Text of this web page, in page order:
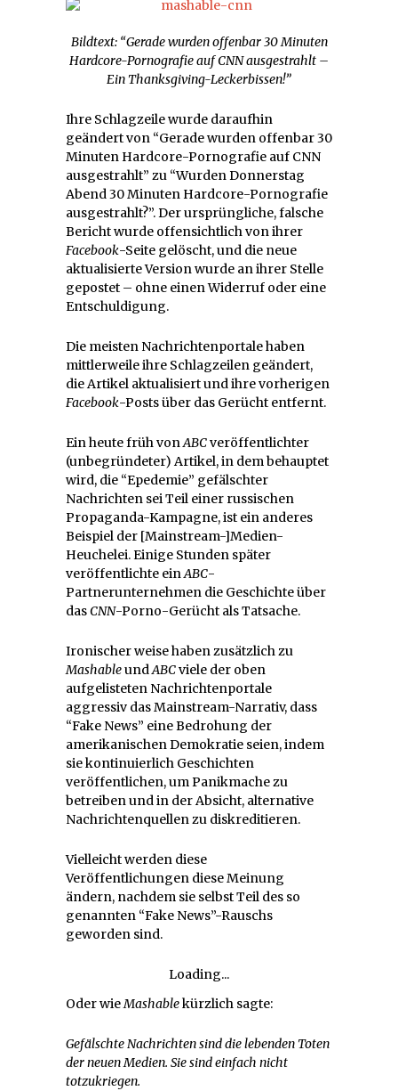
Bildtext: “Gerade wurden offenbar 30 Minuten
Hardcore-Pornografie auf CNN ausgestrahlt –
Ein Thanksgiving-Leckerbissen!”
Ihre Schlagzeile wurde daraufhin
geändert von “Gerade wurden offenbar 30
Minuten Hardcore-Pornografie auf CNN
ausgestrahlt” zu “Wurden Donnerstag
Abend 30 Minuten Hardcore-Pornografie
ausgestrahlt?”. Der ursprüngliche, falsche
Bericht wurde offensichtlich von ihrer
Facebook-Seite gelöscht, und die neue
aktualisierte Version wurde an ihrer Stelle
gepostet – ohne einen Widerruf oder eine
Entschuldigung.
Die meisten Nachrichtenportale haben
mittlerweile ihre Schlagzeilen geändert,
die Artikel aktualisiert und ihre vorherigen
Facebook-Posts über das Gerücht entfernt.
Ein heute früh vonABCveröffentlichter
(unbegründeter) Artikel, in dem behauptet
wird, die “Epedemie” gefälschter
Nachrichten sei Teil einer russischen
Propaganda-Kampagne, ist ein anderes
Beispiel der [Mainstream-]Medien-
Heuchelei. Einige Stunden später
veröffentlichte einABC-
Partnerunternehmen die Geschichte über
dasCNN-Porno-Gerücht als Tatsache.
Ironischer weise haben zusätzlich zu
MashableundABCviele der oben
aufgelisteten Nachrichtenportale
aggressiv das Mainstream-Narrativ, dass
“Fake News” eine Bedrohung der
amerikanischen Demokratie seien, indem
sie kontinuierlich Geschichten
veröffentlichen, um Panikmache zu
betreiben und in der Absicht, alternative
Nachrichtenquellen zu diskreditieren.
Vielleicht werden diese
Veröffentlichungen diese Meinung
ändern, nachdem sie selbst Teil des so
genannten “Fake News”-Rauschs
geworden sind.
Loading...
Oder wieMashablekürzlich sagte:
Gefälschte Nachrichten sind die lebenden Toten
der neuen Medien. Sie sind einfach nicht
totzukriegen.